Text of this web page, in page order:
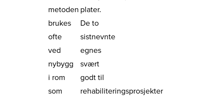
metoden
brukes
ofte
ved
nybygg
i rom
som
plater.
De to
sistnevnte
egnes
svært
godt til
rehabiliteringsprosjekter